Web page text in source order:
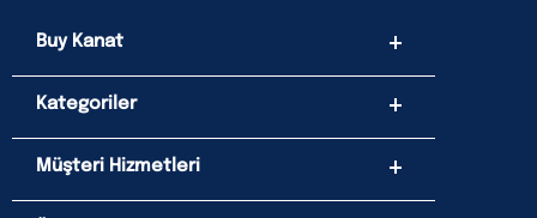
Buy Kanat
Kategoriler
Müşteri Hizmetleri